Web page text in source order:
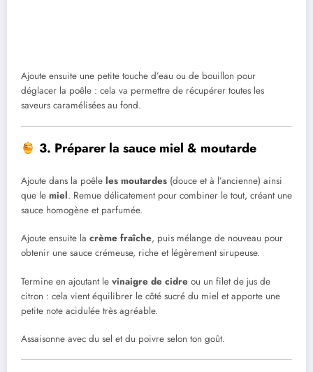
Ajoute ensuite une petite touche d’eau ou de bouillon pour
déglacer la poêle : cela va permettre de récupérer toutes les
saveurs caramélisées au fond.
3. Préparer la sauce miel & moutarde
Ajoute dans la poêle les moutardes (douce et à l’ancienne) ainsi
que le miel. Remue délicatement pour combiner le tout, créant une
sauce homogène et parfumée.
Ajoute ensuite la crème fraîche, puis mélange de nouveau pour
obtenir une sauce crémeuse, riche et légèrement sirupeuse.
Termine en ajoutant le vinaigre de cidre ou un filet de jus de
citron : cela vient équilibrer le côté sucré du miel et apporte une
petite note acidulée très agréable.
Assaisonne avec du sel et du poivre selon ton goût.